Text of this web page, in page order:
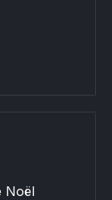
Noël